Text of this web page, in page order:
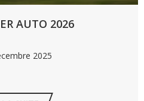
AUTO 2026
2025